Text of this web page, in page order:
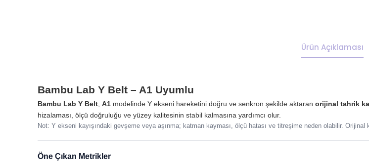
Ürün Açıklaması
Bambu Lab Y Belt – A1 Uyumlu
Bambu Lab Y Belt A1 modelinde Y ekseni hareketini doğru ve senkron şekilde aktaran orijinal tahrik
hizalaması, ölçü doğruluğu ve yüzey kalitesinin stabil kalmasına yardımcı olur.
Not: Y ekseni kayışındaki gevşeme veya aşınma; katman kayması, ölçü hatası ve titreşime neden olabilir. Orijinal
Öne Çıkan Metrikler